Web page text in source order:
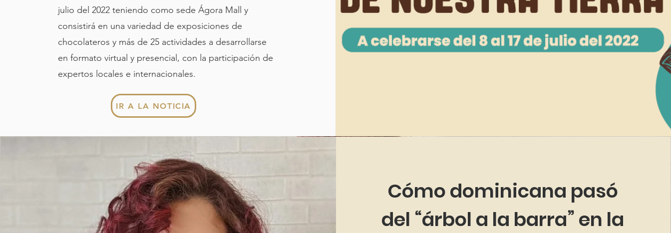
julio del 2022 teniendo como sede Ágora Mall y
consistirá en una variedad de exposiciones de
chocolateros y más de 25 actividades a desarrollarse
en formato virtual y presencial, con la participación de
expertos locales e internacionales.
IR A LA NOTICIA
Cómo dominicana pasó
del “árbol a la barra” en la